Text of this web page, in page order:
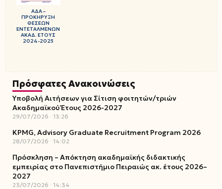
ΑΔΑ –
ΠΡΟΚΗΡΥΞΗ
ΘΕΣΕΩΝ
ΕΝΤΕΤΑΛΜΕΝΩΝ
ΑΚΑΔ. ΕΤΟΥΣ
2024-2025
Πρόσφατες Ανακοινώσεις
Υποβολή Αιτήσεων για Σίτιση φοιτητών/τριών
Ακαδημαϊκού Έτους 2026-2027
29/07/2026 13:26
KPMG, Advisory Graduate Recruitment Program 2026
28/07/2026 14:02
Πρόσκληση – Απόκτηση ακαδημαϊκής διδακτικής
εμπειρίας στο Πανεπιστήμιο Πειραιώς ακ. έτους 2026–
2027
23/07/2026 14:34